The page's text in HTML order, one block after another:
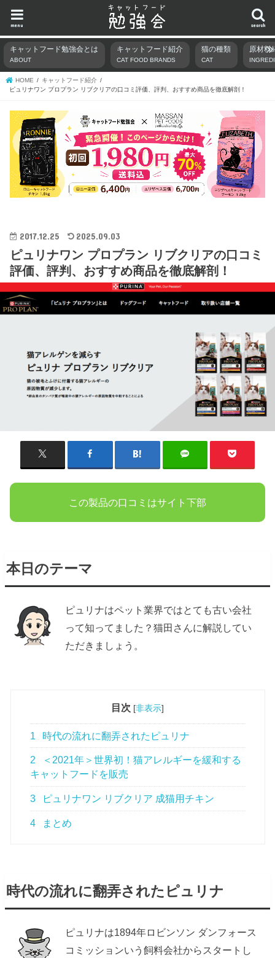
search
menu
キャットフード勉強会とは
ABOUT
キャットフード紹介
CAT FOOD BRANDS
猫の種類
CAT
原材料
HOME
キャットフード紹介
ピュリナワン プロプラン リブクリアの口コミ評価、評判、おすすめ商品を徹底解剖！
2017.12.25 2025.09.03
ピュリナワン プロプラン リブクリアの口コミ
評価、評判、おすすめ商品を徹底解剖！
この製品の口コミはサイト下部
本日のテーマ
ピュリナはペット業界ではとても古い会社
って知ってました？猫田さんに解説してい
ただきましょう。
目次 [非表示]
1 時代の流れに翻弄されたピュリナ
2
＜2021年＞世界初！猫アレルギーを緩和する
キャットフードを販売
3 ピュリナワン リブクリア 成猫用チキン
4 まとめ
時代の流れに翻弄されたピュリナ
ピュリナは1894年ロビンソン ダンフォース
コミッションいう飼料会社からスタートし